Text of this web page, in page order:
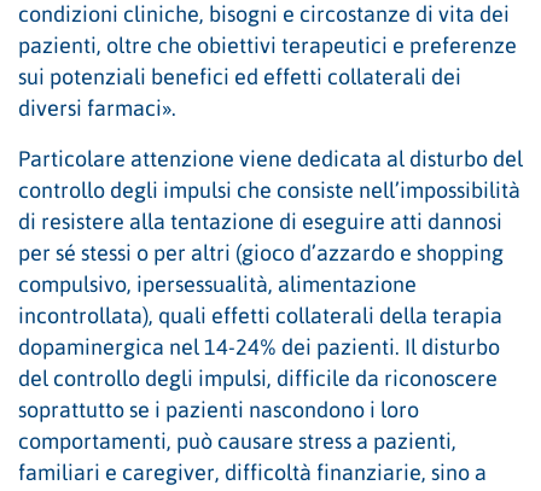
condizioni cliniche, bisogni e circostanze di vita dei
pazienti, oltre che obiettivi terapeutici e preferenze
sui potenziali benefici ed effetti collaterali dei
diversi farmaci».
Particolare attenzione viene dedicata al disturbo del
controllo degli impulsi che consiste nell’impossibilità
di resistere alla tentazione di eseguire atti dannosi
per sé stessi o per altri (gioco d’azzardo e shopping
compulsivo, ipersessualità, alimentazione
incontrollata), quali effetti collaterali della terapia
dopaminergica nel 14-24% dei pazienti. Il disturbo
del controllo degli impulsi, difficile da riconoscere
soprattutto se i pazienti nascondono i loro
comportamenti, può causare stress a pazienti,
familiari e caregiver, difficoltà finanziarie, sino a